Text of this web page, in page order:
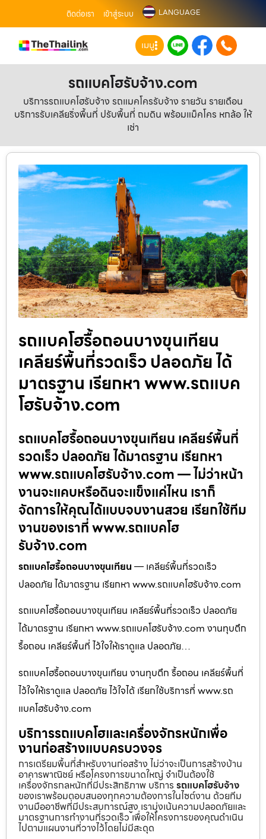
ติดต่อเรา เข้าสู่ระบบ LANGUAGE
เมนู
รถแบคโฮรับจ้าง.com
บริการรถแบคโฮรับจ้าง รถแมคโครรับจ้าง รายวัน รายเดือน
บริการรับเคลียริ่งพื้นที่ ปรับพื้นที่ ถมดิน พร้อมแม็คโคร หกล้อ ให้
เช่า
รถแบคโฮรื้อถอนบางขุนเทียน
เคลียร์พื้นที่รวดเร็ว ปลอดภัย ได้
มาตรฐาน เรียกหา www.รถแบค
โฮรับจ้าง.com
รถแบคโฮรื้อถอนบางขุนเทียน เคลียร์พื้นที่
รวดเร็ว ปลอดภัย ได้มาตรฐาน เรียกหา
www.รถแบคโฮรับจ้าง.com — ไม่ว่าหน้า
งานจะแคบหรือดินจะแข็งแค่ไหน เราก็
จัดการให้คุณได้แบบจบงานสวย เรียกใช้ทีม
งานของเราที่ www.รถแบคโฮ
รับจ้าง.com
รถแบคโฮรื้อถอนบางขุนเทียน — เคลียร์พื้นที่รวดเร็ว
ปลอดภัย ได้มาตรฐาน เรียกหา www.รถแบคโฮรับจ้าง.com
รถแบคโฮรื้อถอนบางขุนเทียน เคลียร์พื้นที่รวดเร็ว ปลอดภัย
ได้มาตรฐาน เรียกหา www.รถแบคโฮรับจ้าง.com งานทุบตึก
รื้อถอน เคลียร์พื้นที่ ไว้ใจให้เราดูแล ปลอดภัย…
รถแบคโฮรื้อถอนบางขุนเทียน งานทุบตึก รื้อถอน เคลียร์พื้นที่
ไว้ใจให้เราดูแล ปลอดภัย ไว้ใจได้ เรียกใช้บริการที่ www.รถ
แบคโฮรับจ้าง.com
บริการรถแบคโฮและเครื่องจักรหนักเพื่อ
งานก่อสร้างแบบครบวงจร
การเตรียมพื้นที่สำหรับงานก่อสร้าง ไม่ว่าจะเป็นการสร้างบ้าน
อาคารพาณิชย์ หรือโครงการขนาดใหญ่ จำเป็นต้องใช้
เครื่องจักรกลหนักที่มีประสิทธิภาพ บริการ รถแบคโฮรับจ้าง
ของเราพร้อมตอบสนองทุกความต้องการในไซต์งาน ด้วยทีม
งานมืออาชีพที่มีประสบการณ์สูง เรามุ่งเน้นความปลอดภัยและ
มาตรฐานการทำงานที่รวดเร็ว เพื่อให้โครงการของคุณดำเนิน
ไปตามแผนงานที่วางไว้โดยไม่มีสะดุด